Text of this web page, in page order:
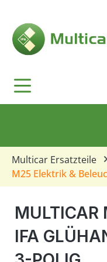
Multicar Ersatzteile
M25 Elektrik &
IFA